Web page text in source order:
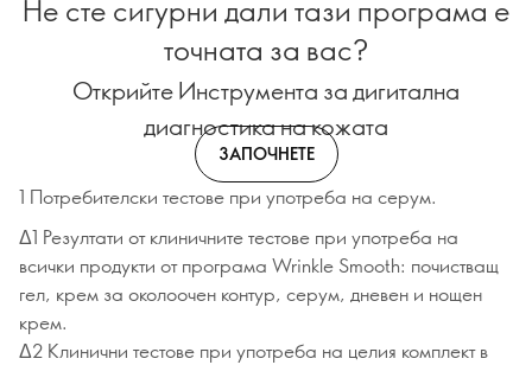
Не сте сигурни дали тази програма е
точната за вас?
Открийте Инструмента за дигитална
диагностика на кожата
ЗАПОЧНЕТЕ
1 Потребителски тестове при употреба на серум.
Δ1 Резултати от клиничните тестове при употреба на
всички продукти от програма Wrinkle Smooth: почистващ
гел, крем за околоочен контур, серум, дневен и нощен
крем.
Δ2 Клинични тестове при употреба на целия комплект в